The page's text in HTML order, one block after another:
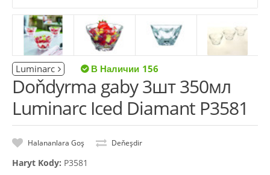
Luminarc 156
Doňdyrma gaby 3шт 350мл
Luminarc Iced Diamant P3581
Halananlara Goş Deňeşdir
Haryt Kody: P3581